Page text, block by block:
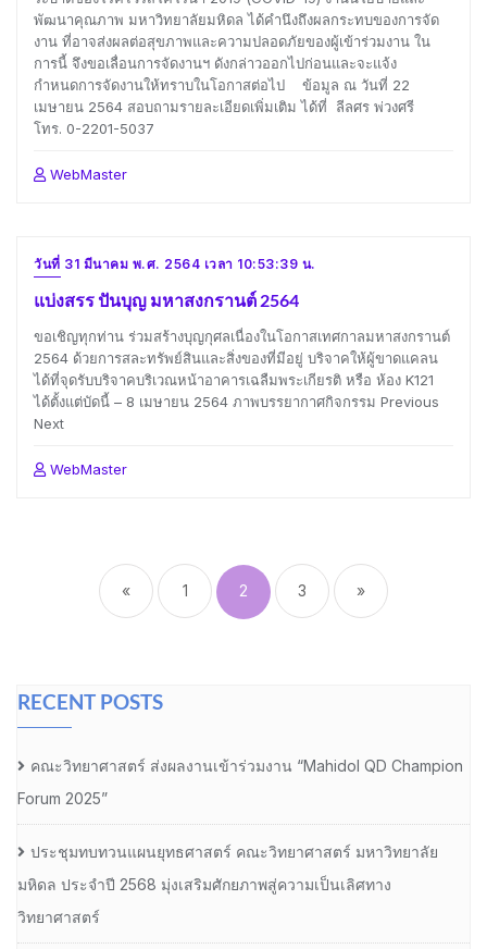
พัฒนาคุณภาพ มหาวิทยาลัยมหิดล ได้คำนึงถึงผลกระทบของการจัด
งาน ที่อาจส่งผลต่อสุขภาพและความปลอดภัยของผู้เข้าร่วมงาน ใน
การนี้ จึงขอเลื่อนการจัดงานฯ ดังกล่าวออกไปก่อนและจะแจ้ง
กำหนดการจัดงานให้ทราบในโอกาสต่อไป ข้อมูล ณ วันที่ 22
เมษายน 2564 สอบถามรายละเอียดเพิ่มเติม ได้ที่ ลีลศร พ่วงศรี
โทร. 0-2201-5037
WebMaster
วันที่ 31 มีนาคม พ.ศ. 2564 เวลา 10:53:39 น.
แบ่งสรร ปันบุญ มหาสงกรานต์ 2564
ขอเชิญทุกท่าน ร่วมสร้างบุญกุศลเนื่องในโอกาสเทศกาลมหาสงกรานต์
2564 ด้วยการสละทรัพย์สินและสิ่งของที่มีอยู่ บริจาคให้ผู้ขาดแคลน
ได้ที่จุดรับบริจาคบริเวณหน้าอาคารเฉลืมพระเกียรติ หรือ ห้อง K121
ได้ตั้งแต่บัดนี้ – 8 เมษายน 2564 ภาพบรรยากาศกิจกรรม Previous
Next
WebMaster
pagination
« 1 2 3 »
RECENT POSTS
คณะวิทยาศาสตร์ ส่งผลงานเข้าร่วมงาน “Mahidol QD Champion
Forum 2025”
ประชุมทบทวนแผนยุทธศาสตร์ คณะวิทยาศาสตร์ มหาวิทยาลัย
มหิดล ประจำปี 2568 มุ่งเสริมศักยภาพสู่ความเป็นเลิศทาง
วิทยาศาสตร์